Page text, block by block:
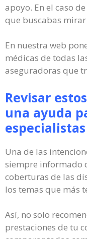
apoyo. En el caso
que buscabas
En nuestra web
médicas de todas
aseguradoras que
Revisar
una ayuda
Una de las
siempre informado
coberturas de las
los temas que más
Así, no solo
prestaciones de tu